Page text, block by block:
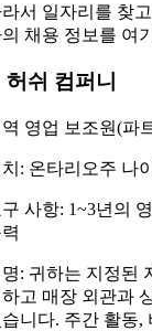
서 일자리를 찾
채용 정보를 여
허쉬 컴퍼니
영업 보조원(파
: 온타리오주 나
사항: 1~3년의
: 귀하는 지정된
고 매장 외관과
니다. 주간 활동,